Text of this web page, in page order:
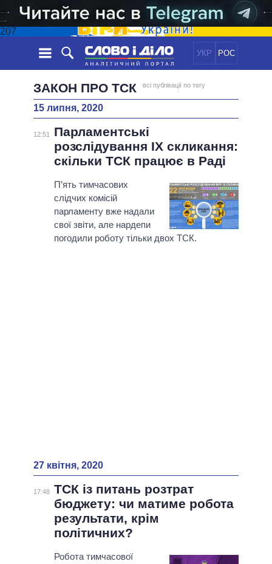
207
УКР РОС
НОВИНИ
СТРІЧКА
ПОДІЇ
СТАТТІ
ДУМКИ
ОГЛЯДИ
ДАЙДЖЕСТИ
ЕКОНОМІКА
СУСПІЛЬСТВО
СВІТ
ПОЛIТИКИ
УСІ ПОЛІТИКИ
ПРЕЗИДЕНТ І ОФІС
ВЕРХОВНА РАДА
КАБІНЕТ МІНІСТРІВ
ГОЛОВИ ОБЛАДМІНІСТРАЦІЙ
ІНФОГРАФІКА
ПІДТРИМАТИ
ПОРІВНЯННЯ ПОЛІТИКІВ
ЗАКОН ПРО ТСК всі публікації по тегу
15 липня, 2020
12:51
Парламентські
розслідування IХ скликання:
скільки ТСК працює в Раді
П’ять тимчасових
слідчих комісій
парламенту вже надали
свої звіти, але нардепи
погодили роботу тільки двох ТСК.
27 квітня, 2020
17:48 ТСК із питань розтрат
бюджету: чи матиме робота
результати, крім
політичних?
Робота тимчасової